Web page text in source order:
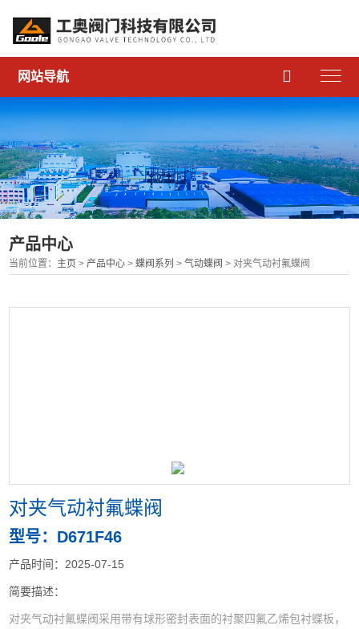
网站导航 
产品中心
当前位置： 主页 > 产品中心 >蝶阀系列 >气动蝶阀 > 对夹气动衬氟蝶阀
对夹气动衬氟蝶阀
型号：D671F46
产品时间：2025-07-15
简要描述：
对夹气动衬氟蝶阀采用带有球形密封表面的衬聚四氟乙烯包衬蝶板，